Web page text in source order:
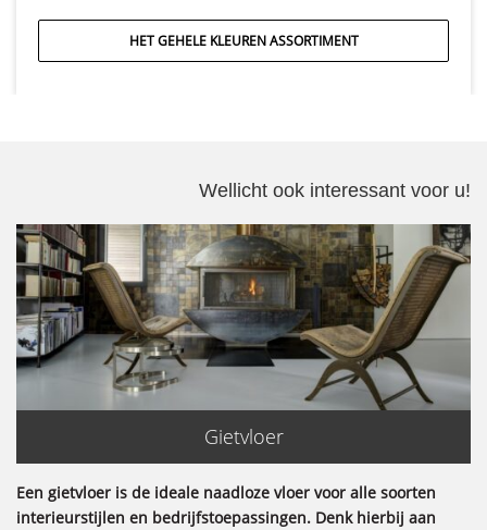
HET GEHELE KLEUREN ASSORTIMENT
Wellicht ook interessant voor u!
Gietvloer
Een gietvloer is de ideale naadloze vloer voor alle soorten
interieurstijlen en bedrijfstoepassingen. Denk hierbij aan